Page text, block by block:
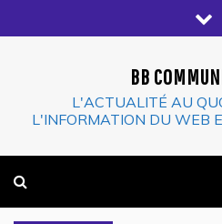
to
BB
L'ACTUALITÉ AU
L'INFORMATION DU WEB